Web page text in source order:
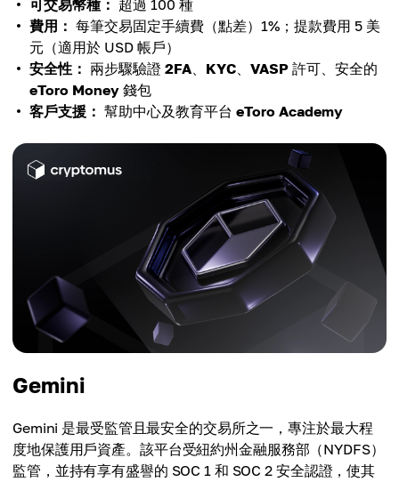
可交易幣種： 超過 100 種
費用： 每筆交易固定手續費（點差）1%；提款費用 5 美
元（適用於 USD 帳戶）
安全性： 兩步驟驗證 2FA、 KYC、 VASP 許可、安全的
eToro Money 錢包
客戶支援： 幫助中心及教育平台 eToro Academy
Gemini
Gemini 是最受監管且最安全的交易所之一，專注於最大程
度地保護用戶資產。該平台受紐約州金融服務部（NYDFS）
監管，並持有享有盛譽的 SOC 1 和 SOC 2 安全認證，使其